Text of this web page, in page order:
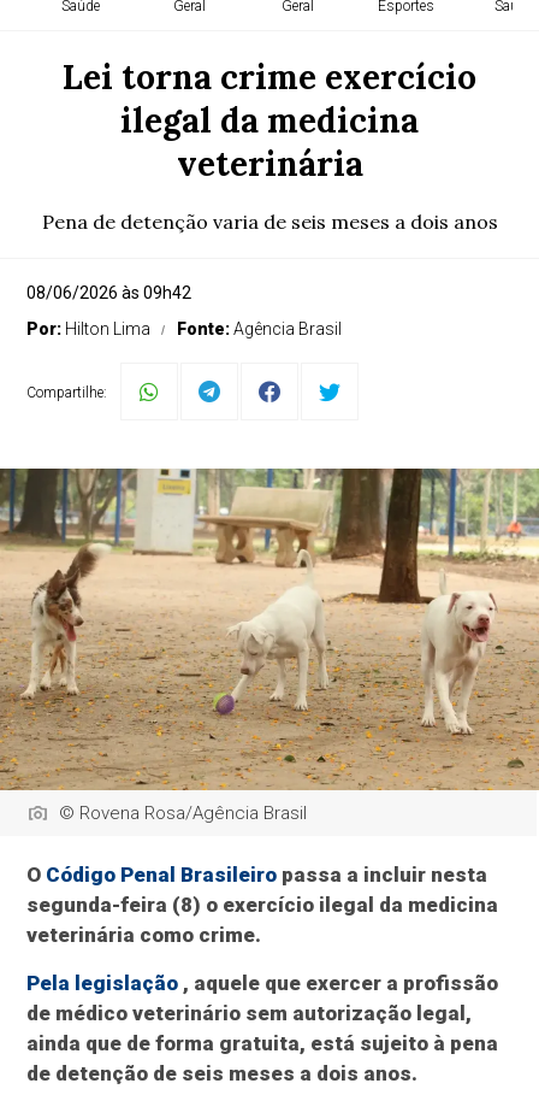
Saúde Geral Geral Esportes Saúde
Lei torna crime exercício
ilegal da medicina
veterinária
Pena de detenção varia de seis meses a dois anos
08/06/2026 às 09h42
Por: Hilton Lima Fonte:Agência Brasil
Compartilhe:
© Rovena Rosa/Agência Brasil
O Código Penal Brasileiro passa a incluir nesta
segunda-feira (8) o exercício ilegal da medicina
veterinária como crime.
Pela legislação , aquele que exercer a profissão
de médico veterinário sem autorização legal,
ainda que de forma gratuita, está sujeito à pena
de detenção de seis meses a dois anos.